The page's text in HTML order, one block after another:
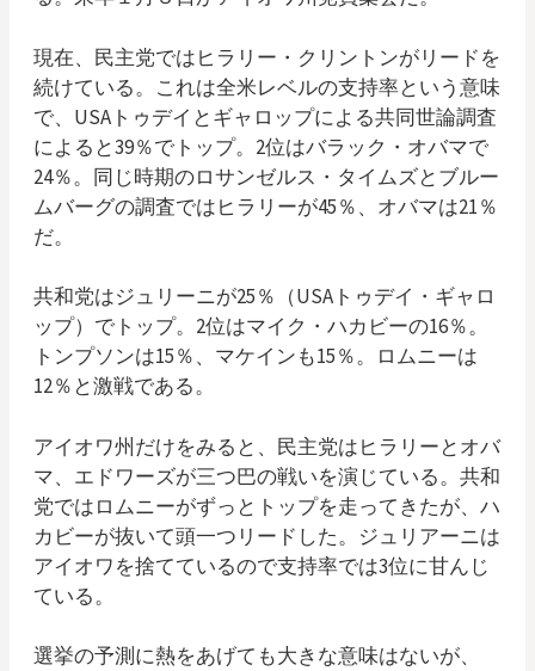
現在、民主党ではヒラリー・クリントンがリードを
続けている。これは全米レベルの支持率という意味
で、USAトゥデイとギャロップによる共同世論調査
によると39％でトップ。2位はバラック・オバマで
24％。同じ時期のロサンゼルス・タイムズとブルー
ムバーグの調査ではヒラリーが45％、オバマは21％
だ。
共和党はジュリーニが25％（USAトゥデイ・ギャロ
ップ）でトップ。2位はマイク・ハカビーの16％。
トンプソンは15％、マケインも15％。ロムニーは
12％と激戦である。
アイオワ州だけをみると、民主党はヒラリーとオバ
マ、エドワーズが三つ巴の戦いを演じている。共和
党ではロムニーがずっとトップを走ってきたが、ハ
カビーが抜いて頭一つリードした。ジュリアーニは
アイオワを捨てているので支持率では3位に甘んじ
ている。
選挙の予測に熱をあげても大きな意味はないが、